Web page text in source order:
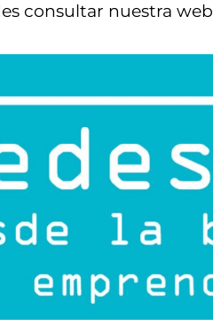
consultar nuestra web